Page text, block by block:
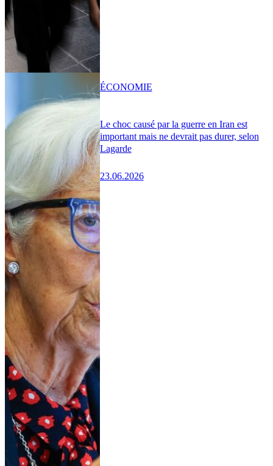
Le choc causé par la guerre en Iran est
important mais ne devrait pas durer, selon
Lagarde
23.06.2026
ÉCONOMIE